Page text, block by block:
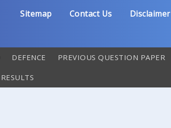
Sitemap Contact Us Disclaimer
DEFENCE PREVIOUS QUESTION PAPER
RESULTS